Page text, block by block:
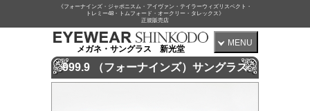
《フォーナインズ・ジャポニスム・アイヴァン・テイラーウィズリスペクト・
トレミー48・トムフォード・オークリー・タレックス》
正規販売店
メガネ・サングラス 新光堂
MENU
999.9 （フォーナインズ）サングラス